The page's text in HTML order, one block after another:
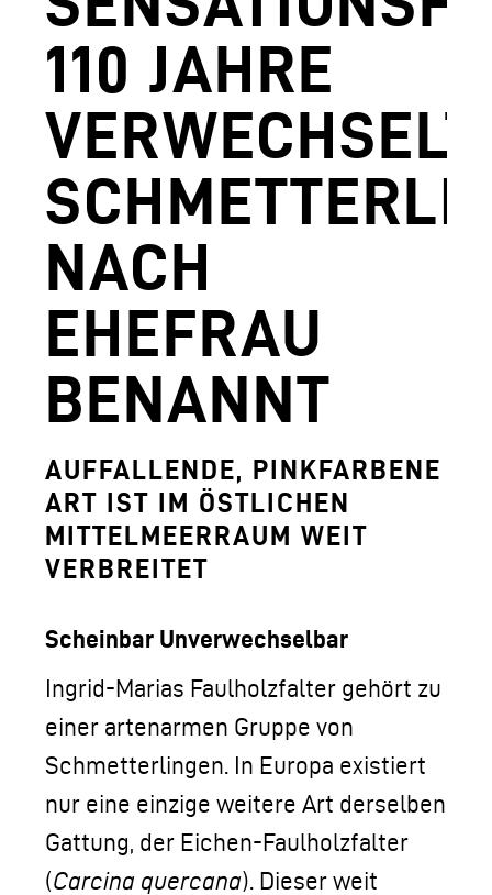
DOWNLOADS
FERDINANDEUM
HOFKIRCHE
DAS TIROL PANORAMA MIT
ZEUGHAUS
AGUNTUM MUSEUM -
SAMMLUNGS- UND
LOGO DER TLM
KONTAKT
110 JAHRE
NACH
EHEFRAU
BENANNT
AUFFALLENDE, PINKFARBENE
ART IST IM ÖSTLICHEN
MITTELMEERRAUM WEIT
VERBREITET
Scheinbar Unverwechselbar
Ingrid-Marias Faulholzfalter gehört zu
einer artenarmen Gruppe von
Schmetterlingen. In Europa existiert
nur eine einzige weitere Art derselben
Gattung, der Eichen-Faulholzfalter
(Carcina quercana). Dieser weit